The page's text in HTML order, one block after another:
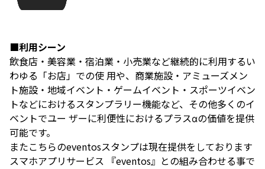
■利用シーン
飲食店・美容業・宿泊業・小売業など継続的に利用するい
わゆる「お店」での使 用や、商業施設・アミューズメン
ト施設・地域イベント・ゲームイベント・スポーツイベン
トなどにおけるスタンプラリー機能など、その他多くのイ
ベントでユー ザーに利便性におけるプラスαの価値を提供
可能です。
またこちらのeventosスタンプは現在提供をしております
スマホアプリサービス 『eventos』との組み合わせる事で